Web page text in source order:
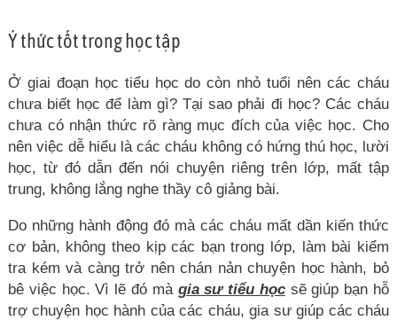
Ý thức tốt trong học tập
Ở giai đoạn học tiểu học do còn nhỏ tuổi nên các cháu
chưa biết học để làm gì? Tại sao phải đi học? Các cháu
chưa có nhận thức rõ ràng mục đích của việc học. Cho
nên việc dễ hiểu là các cháu không có hứng thú học, lười
học, từ đó dẫn đến nói chuyện riêng trên lớp, mất tập
trung, không lắng nghe thầy cô giảng bài.
Do những hành động đó mà các cháu mất dần kiến thức
cơ bản, không theo kịp các bạn trong lớp, làm bài kiểm
tra kém và càng trở nên chán nản chuyện học hành, bỏ
bê việc học. Vì lẽ đó mà gia sư tiểu họcsẽ giúp bạn hỗ
trợ chuyện học hành của các cháu, gia sư giúp các cháu